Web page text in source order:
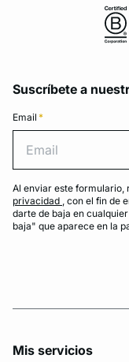
Suscríbete a
Email *
Al enviar este formulario,
privacidad , con el fin de
darte de baja en
baja" que aparece en la
Mis servicios